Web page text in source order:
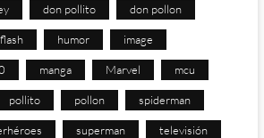
don pollito don pollon
flash humor image
manga Marvel mcu
pollito pollon spiderman
superman televisión